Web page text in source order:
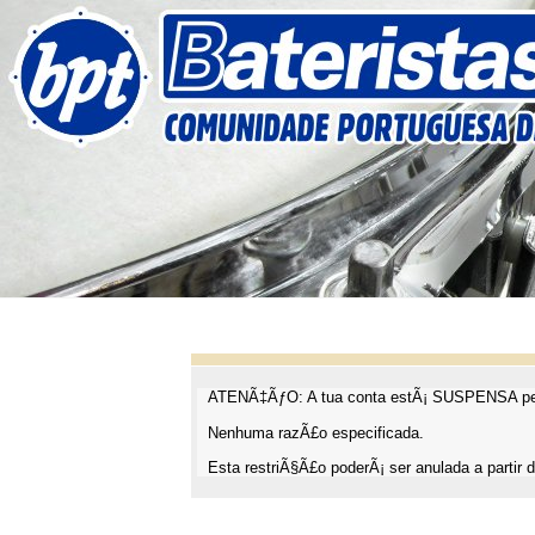
ATENÃ‡ÃƒO: A tua conta estÃ¡ SUSPENSA
Nenhuma razÃ£o especificada.
Esta restriÃ§Ã£o poderÃ¡ ser anulada a partir